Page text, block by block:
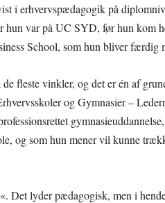
i erhvervspædagogik på
var på UC SYD, før hun kom
School, som hun bliver færdig
fleste vinkler, og det er én af
og Gymnasier –
og som hun mener vil kunne
Det lyder pædagogisk, men i